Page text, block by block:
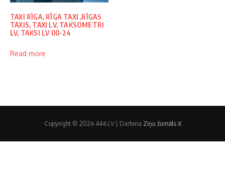
TAXI RĪGA, RĪGA TAXI ,RĪGAS
TAXIS, TAXI LV, TAKSOMETRI
LV, TAKSI LV 00-24
Read more
Copyright © 2026 444.LV | Darbina Ziņu žurnāls X